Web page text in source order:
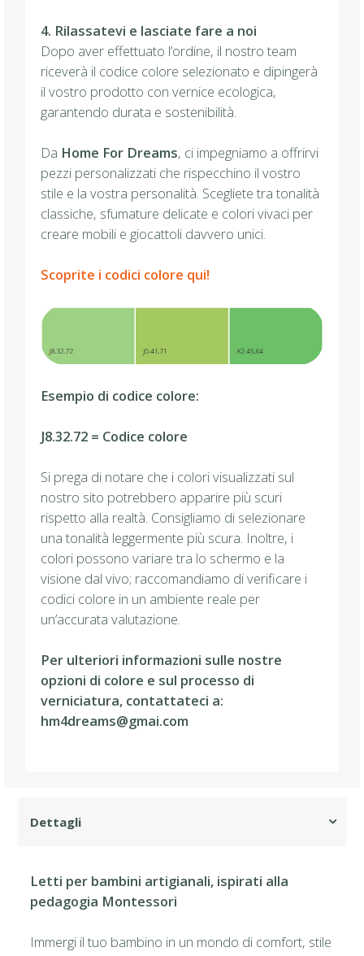
4. Rilassatevi e lasciate fare a noi
Dopo aver effettuato l’ordine, il nostro team
riceverà il codice colore selezionato e dipingerà
il vostro prodotto con vernice ecologica,
garantendo durata e sostenibilità.
Da Home For Dreams, ci impegniamo a offrirvi
pezzi personalizzati che rispecchino il vostro
stile e la vostra personalità. Scegliete tra tonalità
classiche, sfumature delicate e colori vivaci per
creare mobili e giocattoli davvero unici.
Scoprite i codici colore qui!
Esempio di codice colore:
J8.32.72 = Codice colore
Si prega di notare che i colori visualizzati sul
nostro sito potrebbero apparire più scuri
rispetto alla realtà. Consigliamo di selezionare
una tonalità leggermente più scura. Inoltre, i
colori possono variare tra lo schermo e la
visione dal vivo; raccomandiamo di verificare i
codici colore in un ambiente reale per
un’accurata valutazione.
Per ulteriori informazioni sulle nostre
opzioni di colore e sul processo di
verniciatura, contattateci a:
hm4dreams@gmai.com
Letti per bambini artigianali, ispirati alla
pedagogia Montessori
Immergi il tuo bambino in un mondo di comfort, stile